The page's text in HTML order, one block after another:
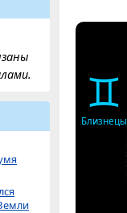
♊
Близнецы